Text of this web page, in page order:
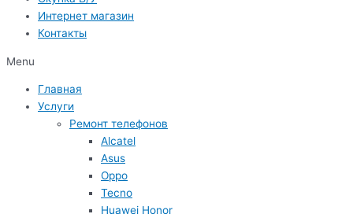
Интернет магазин
Контакты
Menu
Главная
Услуги
Ремонт телефонов
Alcatel
Asus
Oppo
Tecno
Huawei Honor